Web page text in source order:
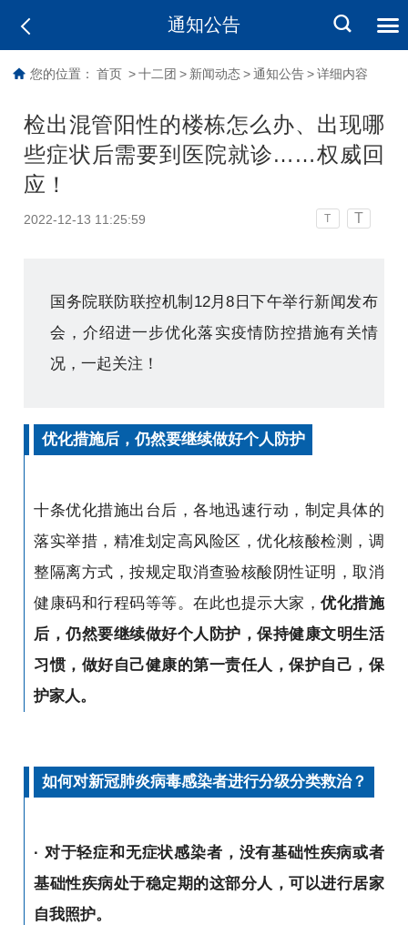
通知公告
您的位置： 首页 > 十二团 > 新闻动态 > 通知公告 > 详细内容
检出混管阳性的楼栋怎么办、出现哪
些症状后需要到医院就诊……权威回
应！
2022-12-13 11:25:59 T T
国务院联防联控机制12月8日下午举行新闻发布
会，介绍进一步优化落实疫情防控措施有关情
况，一起关注！
优化措施后，仍然要继续做好个人防护
十条优化措施出台后，各地迅速行动，制定具体的
落实举措，精准划定高风险区，优化核酸检测，调
整隔离方式，按规定取消查验核酸阴性证明，取消
健康码和行程码等等。在此也提示大家，优化措施
后，仍然要继续做好个人防护，保持健康文明生活
习惯，做好自己健康的第一责任人，保护自己，保
护家人。
如何对新冠肺炎病毒感染者进行分级分类救治？
· 对于轻症和无症状感染者，没有基础性疾病或者
基础性疾病处于稳定期的这部分人，可以进行居家
自我照护。